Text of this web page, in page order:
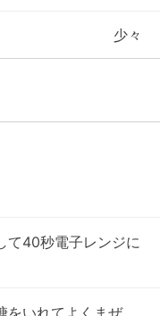
少々
て40秒電子レンジに
をいれてよくまぜ